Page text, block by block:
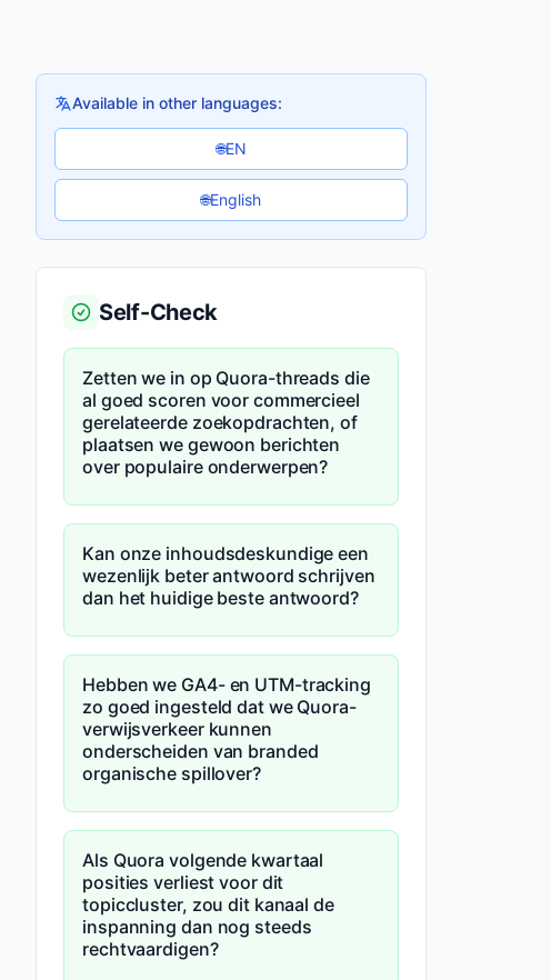
Available in other languages:
🌐EN
🌐English
Self-Check
Zetten we in op Quora-threads die
al goed scoren voor commercieel
gerelateerde zoekopdrachten, of
plaatsen we gewoon berichten
over populaire onderwerpen?
Kan onze inhoudsdeskundige een
wezenlijk beter antwoord schrijven
dan het huidige beste antwoord?
Hebben we GA4- en UTM-tracking
zo goed ingesteld dat we Quora-
verwijsverkeer kunnen
onderscheiden van branded
organische spillover?
Als Quora volgende kwartaal
posities verliest voor dit
topiccluster, zou dit kanaal de
inspanning dan nog steeds
rechtvaardigen?